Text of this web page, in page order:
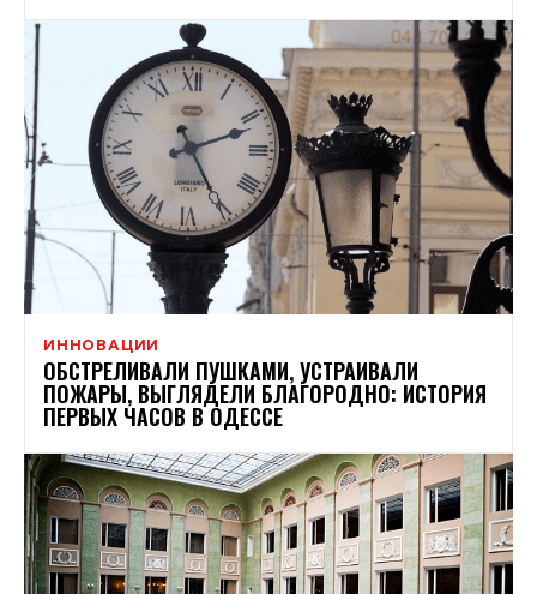
ИННОВАЦИИ
ОБСТРЕЛИВАЛИ ПУШКАМИ, УСТРАИВАЛИ
ПОЖАРЫ, ВЫГЛЯДЕЛИ БЛАГОРОДНО: ИСТОРИЯ
ПЕРВЫХ ЧАСОВ В ОДЕССЕ